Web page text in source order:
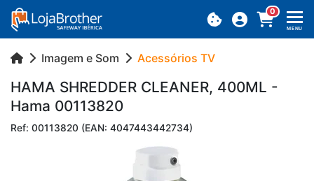
0
MENU
Imagem e Som Acessórios TV
HAMA SH­REDDER CLE­ANER, 400ML -
Hama 00113820
Ref: 00113820 (EAN: 4047443442734)